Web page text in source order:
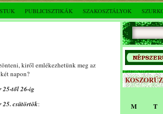
PUBLICISZTIKÁK SZAKOSZTÁLYOK
kiről emlékezhetünk meg az
napon?
25-től 26-ig
25. csütörtök:
M T